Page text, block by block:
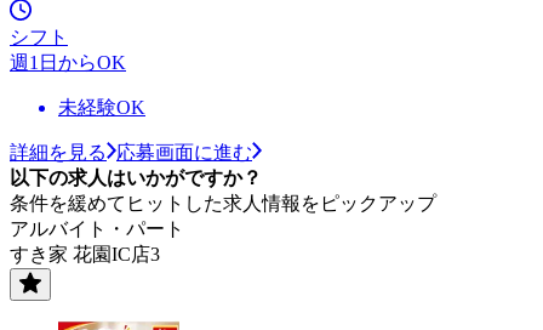
シフト
週1日からOK
未経験OK
詳細を見る
応募画面に進む
以下の求人はいかがですか？
条件を緩めてヒットした求人情報をピックアップ
アルバイト・パート
すき家 花園IC店3